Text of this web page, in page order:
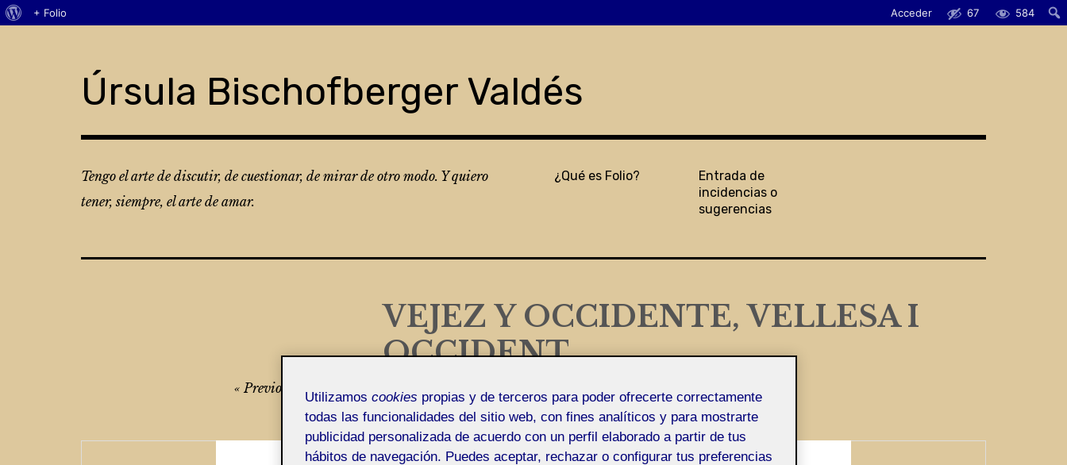
Úrsula Bischofberger Valdés
Tengo el arte de discutir, de cuestionar, de mirar de otro modo. Y quiero
tener, siempre, el arte de amar.
¿Qué es Folio?
Entrada de
incidencias o
sugerencias
VEJEZ Y OCCIDENTE, VELLESA I
OCCIDENT
Úrsula Bischofberger Valdes 12 enero, 2024
entradas
Previous Next
Acerca
+ Folio Acceder 67 584
Utilizamos cookies propias y de terceros para poder ofrecerte correctamente
todas las funcionalidades del sitio web, con fines analíticos y para mostrarte
publicidad personalizada de acuerdo con un perfil elaborado a partir de tus
hábitos de navegación. Puedes aceptar, rechazar o configurar tus preferencias